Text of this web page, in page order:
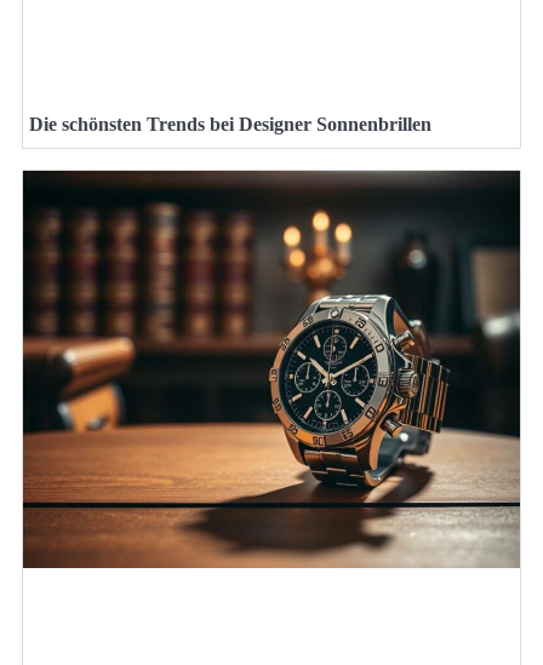
Die schönsten Trends bei Designer Sonnenbrillen